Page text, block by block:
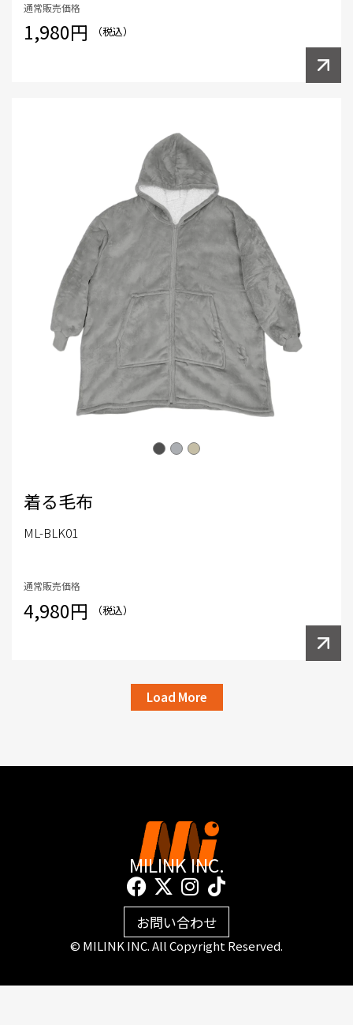
通常販売価格
1,980円 （税込）
着る毛布
ML-BLK01
通常販売価格
4,980円 （税込）
Load More
MILINK INC.
F
a
c
e
o
X
-
t
w
t
I
n
s
t
a
g
T
i
k
t
k
お問い合わせ
© MILINK INC. All Copyright Reserved.